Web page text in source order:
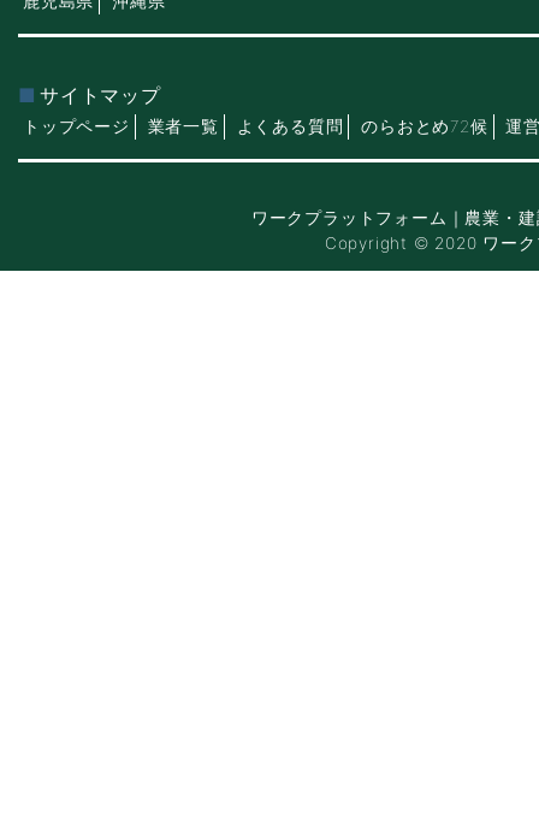
サイトマップ
トップページ 業者一覧 よくある質問 のらおとめ72候 運
ワークプラットフォーム｜農業・
Copyright © 2020 ワーク